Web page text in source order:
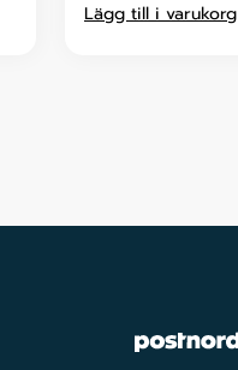
Lägg till i varukorg